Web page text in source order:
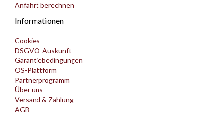
Anfahrt berechnen
Informationen
Cookies
DSGVO-Auskunft
Garantiebedingungen
OS-Plattform
Partnerprogramm
Über uns
Versand & Zahlung
AGB